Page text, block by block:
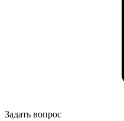
Задать вопрос